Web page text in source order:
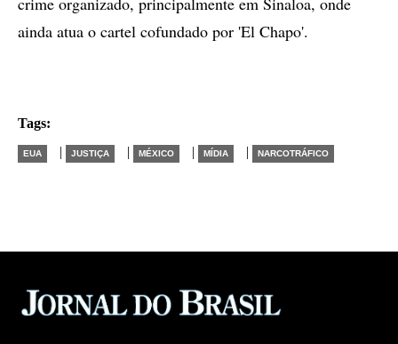
ainda atua o cartel cofundado por 'El Chapo'.
Tags:
EUA | JUSTIÇA | MÉXICO | MÍDIA | NARCOTRÁFICO